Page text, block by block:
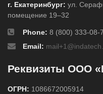
г. Екатеринбург: ул.
помещение 19–32
Phone: 8 (800) 333-08-
Email:
Реквизиты ООО
ОГРН: 1086672005914